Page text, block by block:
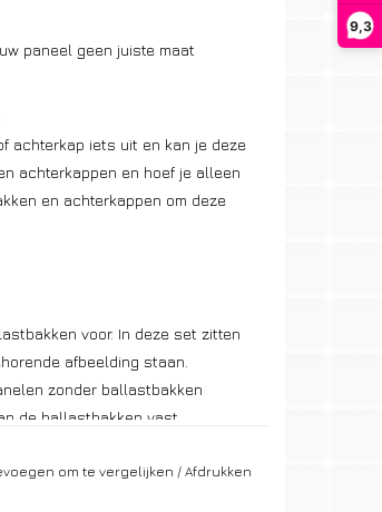
9,3
paneel geen juiste maat
achterkap iets uit en kan je deze
achterkappen en hoef je alleen
en achterkappen om deze
voor. In deze set zitten
afbeelding staan.
zonder ballastbakken
de ballastbakken vast
om te vergelijken / Afdrukken